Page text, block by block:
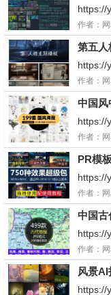
财...
https://
o5移动
即可然
出后优
大财...
作者：
第五人
https://
h移动
可然后
后优先
财...
作者：
https://
qg移动
即可然
出后优
大财...
作者：
https://
op移动
即可然
出后优
大财...
作者：
https://
b移动
可然后
出的话
先存自
作者：
https://